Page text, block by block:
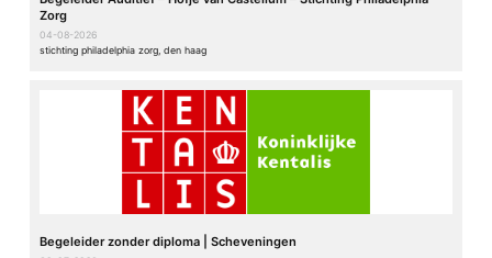
Zorg
04-08-2026
stichting philadelphia zorg, den haag
Begeleider zonder diploma | Scheveningen